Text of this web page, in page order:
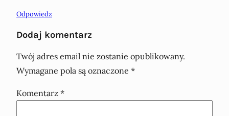
Odpowiedz
Dodaj komentarz
Twój adres email nie zostanie opublikowany.
Wymagane pola są oznaczone *
Komentarz *